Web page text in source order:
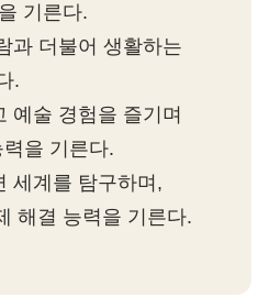
기른다.
과 더불어 생활하는
.
예술 경험을 즐기며
을 기른다.
세계를 탐구하며,
해결 능력을 기른다.